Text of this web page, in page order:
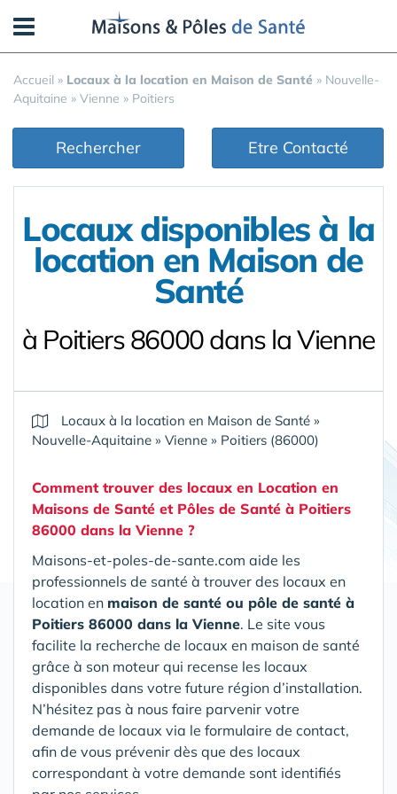
Accueil » Locaux à la location en Maison de Santé » Nouvelle-
Aquitaine » Vienne » Poitiers
Rechercher Etre Contacté
Locaux disponibles à la
location en Maison de
Santé
à Poitiers 86000 dans la Vienne
Locaux à la location en Maison de Santé »
Nouvelle-Aquitaine » Vienne » Poitiers (86000)
Comment trouver des locaux en Location en
Maisons de Santé et Pôles de Santé à Poitiers
86000 dans la Vienne ?
Maisons-et-poles-de-sante.com aide les
professionnels de santé à trouver des locaux en
location en maison de santé ou pôle de santé à
Poitiers 86000 dans la Vienne. Le site vous
facilite la recherche de locaux en maison de santé
grâce à son moteur qui recense les locaux
disponibles dans votre future région d’installation.
N’hésitez pas à nous faire parvenir votre
demande de locaux via le formulaire de contact,
afin de vous prévenir dès que des locaux
correspondant à votre demande sont identifiés
Panneau de gestion des cookies